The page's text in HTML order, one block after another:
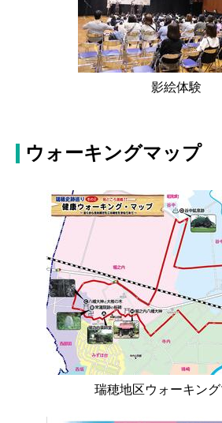
影絵体験
ウォーキングマップ
瑞穂地区ウォーキン